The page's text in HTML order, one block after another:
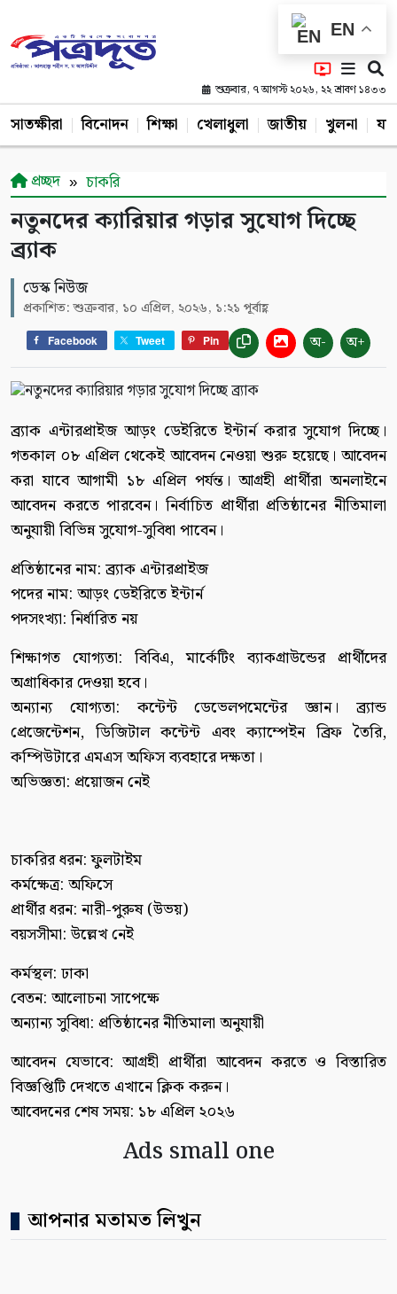
EN
শুক্রবার, ৭ আগস্ট ২০২৬, ২২ শ্রাবণ ১৪৩৩
সাতক্ষীরা বিনোদন শিক্ষা খেলাধুলা জাতীয় খুলনা
প্রচ্ছদ চাকরি
নতুনদের ক্যারিয়ার গড়ার সুযোগ দিচ্ছে
ব্র্যাক
ডেস্ক নিউজ
প্রকাশিত: শুক্রবার, ১০ এপ্রিল, ২০২৬, ১:২১ পূর্বাহ্ণ
Facebook Tweet Pin অ- অ+
ব্র্যাক এন্টারপ্রাইজ আড়ং ডেইরিতে ইন্টার্ন করার সুযোগ দিচ্ছে।
গতকাল ০৮ এপ্রিল থেকেই আবেদন নেওয়া শুরু হয়েছে। আবেদন
করা যাবে আগামী ১৮ এপ্রিল পর্যন্ত। আগ্রহী প্রার্থীরা অনলাইনে
আবেদন করতে পারবেন। নির্বাচিত প্রার্থীরা প্রতিষ্ঠানের নীতিমালা
অনুযায়ী বিভিন্ন সুযোগ-সুবিধা পাবেন।
প্রতিষ্ঠানের নাম: ব্র্যাক এন্টারপ্রাইজ
পদের নাম: আড়ং ডেইরিতে ইন্টার্ন
পদসংখ্যা: নির্ধারিত নয়
শিক্ষাগত যোগ্যতা: বিবিএ, মার্কেটিং ব্যাকগ্রাউন্ডের প্রার্থীদের
অগ্রাধিকার দেওয়া হবে।
অন্যান্য যোগ্যতা: কন্টেন্ট ডেভেলপমেন্টের জ্ঞান। ব্র্যান্ড
প্রেজেন্টেশন, ডিজিটাল কন্টেন্ট এবং ক্যাম্পেইন ব্রিফ তৈরি,
কম্পিউটারে এমএস অফিস ব্যবহারে দক্ষতা।
অভিজ্ঞতা: প্রয়োজন নেই
চাকরির ধরন: ফুলটাইম
কর্মক্ষেত্র: অফিসে
প্রার্থীর ধরন: নারী-পুরুষ (উভয়)
বয়সসীমা: উল্লেখ নেই
কর্মস্থল: ঢাকা
বেতন: আলোচনা সাপেক্ষে
অন্যান্য সুবিধা: প্রতিষ্ঠানের নীতিমালা অনুযায়ী
আবেদন যেভাবে: আগ্রহী প্রার্থীরা আবেদন করতে ও বিস্তারিত
বিজ্ঞপ্তিটি দেখতে এখানে ক্লিক করুন।
আবেদনের শেষ সময়: ১৮ এপ্রিল ২০২৬
Ads small one
আপনার মতামত লিখুন